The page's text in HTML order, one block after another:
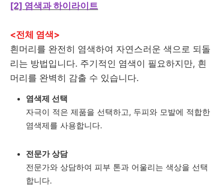
[2] 염색과 하이라이트
<전체 염색>
흰머리를 완전히 염색하여 자연스러운 색으로 되돌
리는 방법입니다. 주기적인 염색이 필요하지만, 흰
머리를 완벽히 감출 수 있습니다.
염색제 선택
자극이 적은 제품을 선택하고, 두피와 모발에 적합한
염색제를 사용합니다.
전문가 상담
전문가와 상담하여 피부 톤과 어울리는 색상을 선택
합니다.